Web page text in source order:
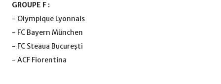
GROUPE F :
- Olympique Lyonnais
- FC Bayern München
- FC Steaua Bucureşti
- ACF Fiorentina